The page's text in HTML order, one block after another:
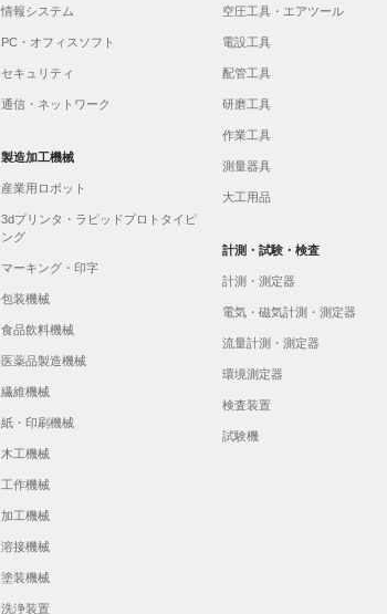
情報システム
PC・オフィスソフト
セキュリティ
通信・ネットワーク
空圧工具・エアツール
電設工具
配管工具
研磨工具
作業工具
測量器具
大工用品
製造加工機械
産業用ロボット
3dプリンタ・ラピッドプロトタイピ
ング
マーキング・印字
包装機械
食品飲料機械
医薬品製造機械
繊維機械
紙・印刷機械
木工機械
工作機械
加工機械
溶接機械
塗装機械
洗浄装置
計測・試験・検査
計測・測定器
電気・磁気計測・測定器
流量計測・測定器
環境測定器
検査装置
試験機